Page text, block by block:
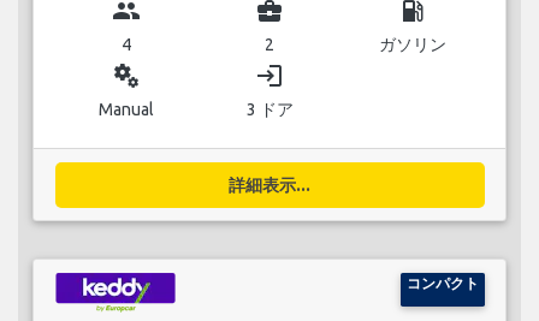
group
4
business_center
2
local_gas_station
ガソリン
miscellaneous_services
Manual
login
3 ドア
詳細表示...
コンパクト